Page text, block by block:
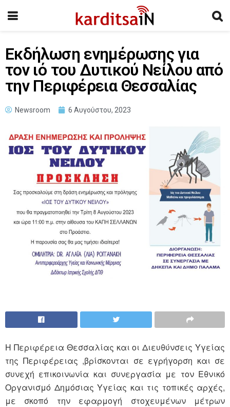
Εκδήλωση ενημέρωσης για
τον ιό του Δυτικού Νείλου από
την Περιφέρεια Θεσσαλίας
Newsroom 6 Αυγούστου, 2023
Η Περιφέρεια Θεσσαλίας και οι Διευθύνσεις Υγείας
της Περιφέρειας ,βρίσκονται σε εγρήγορση και σε
συνεχή επικοινωνία και συνεργασία με τον Εθνικό
Οργανισμό Δημόσιας Υγείας και τις τοπικές αρχές,
με σκοπό την εφαρμογή στοχευμένων μέτρων